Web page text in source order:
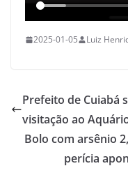
2025-01-05 Luiz
Prefeito de Cuiabá
visitação ao
Bolo com arsênio
perícia